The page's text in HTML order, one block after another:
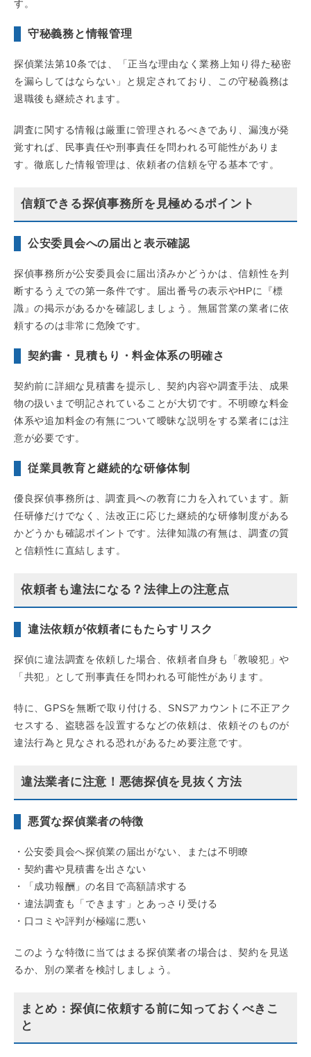
す。
守秘義務と情報管理
探偵業法第10条では、「正当な理由なく業務上知り得た秘密
を漏らしてはならない」と規定されており、この守秘義務は
退職後も継続されます。
調査に関する情報は厳重に管理されるべきであり、漏洩が発
覚すれば、民事責任や刑事責任を問われる可能性がありま
す。徹底した情報管理は、依頼者の信頼を守る基本です。
信頼できる探偵事務所を見極めるポイント
公安委員会への届出と表示確認
探偵事務所が公安委員会に届出済みかどうかは、信頼性を判
断するうえでの第一条件です。届出番号の表示やHPに『標
識』の掲示があるかを確認しましょう。無届営業の業者に依
頼するのは非常に危険です。
契約書・見積もり・料金体系の明確さ
契約前に詳細な見積書を提示し、契約内容や調査手法、成果
物の扱いまで明記されていることが大切です。不明瞭な料金
体系や追加料金の有無について曖昧な説明をする業者には注
意が必要です。
従業員教育と継続的な研修体制
優良探偵事務所は、調査員への教育に力を入れています。新
任研修だけでなく、法改正に応じた継続的な研修制度がある
かどうかも確認ポイントです。法律知識の有無は、調査の質
と信頼性に直結します。
依頼者も違法になる？法律上の注意点
違法依頼が依頼者にもたらすリスク
探偵に違法調査を依頼した場合、依頼者自身も「教唆犯」や
「共犯」として刑事責任を問われる可能性があります。
特に、GPSを無断で取り付ける、SNSアカウントに不正アク
セスする、盗聴器を設置するなどの依頼は、依頼そのものが
違法行為と見なされる恐れがあるため要注意です。
違法業者に注意！悪徳探偵を見抜く方法
悪質な探偵業者の特徴
・公安委員会へ探偵業の届出がない、または不明瞭
・契約書や見積書を出さない
・「成功報酬」の名目で高額請求する
・違法調査も「できます」とあっさり受ける
・口コミや評判が極端に悪い
このような特徴に当てはまる探偵業者の場合は、契約を見送
るか、別の業者を検討しましょう。
まとめ：探偵に依頼する前に知っておくべきこ
と